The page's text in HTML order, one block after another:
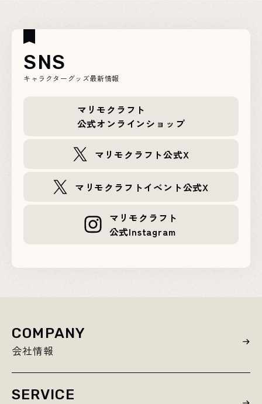
SNS
キャラクターグッズ最新情報
マリモクラフト
公式オンラインショップ
マリモクラフト公式X
マリモクラフトイベント公式X
マリモクラフト
公式Instagram
COMPANY
会社情報
SERVICE